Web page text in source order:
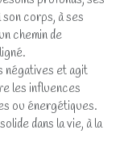
corps, à ses
chemin de
négatives et agit
les influences
ou énergétiques.
dans la vie, à la